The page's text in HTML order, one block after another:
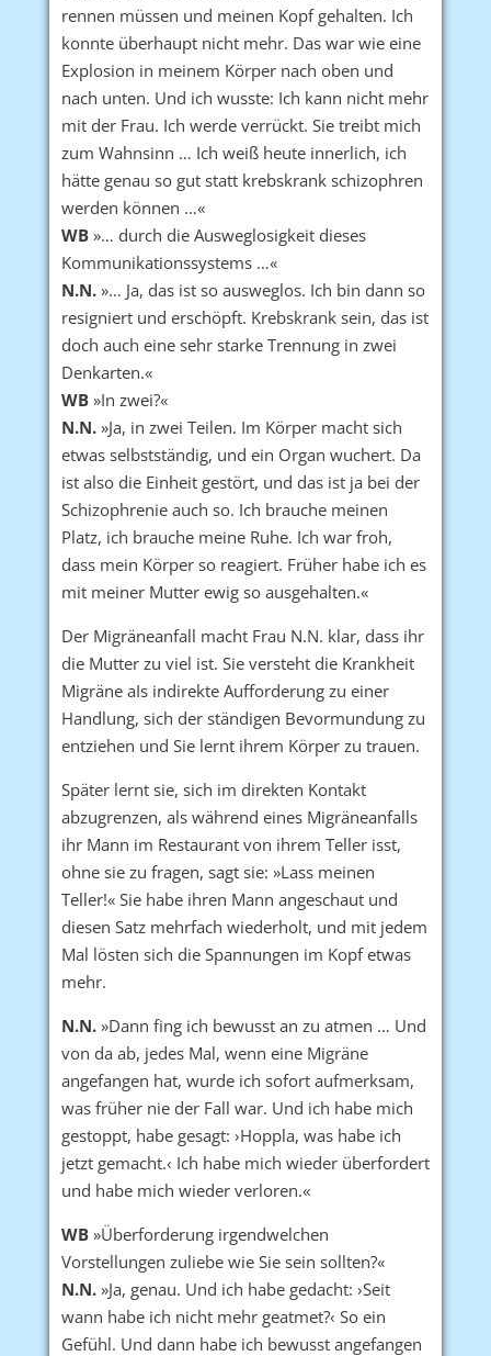
rennen müssen und meinen Kopf gehalten. Ich
konnte überhaupt nicht mehr. Das war wie eine
Explosion in meinem Körper nach oben und
nach unten. Und ich wusste: Ich kann nicht mehr
mit der Frau. Ich werde verrückt. Sie treibt mich
zum Wahnsinn … Ich weiß heute innerlich, ich
hätte genau so gut statt krebskrank schizophren
werden können …«
WB»… durch die Ausweglosigkeit dieses
Kommunikationssystems …«
N.N.»… Ja, das ist so ausweglos. Ich bin dann so
resigniert und erschöpft. Krebskrank sein, das ist
doch auch eine sehr starke Trennung in zwei
Denkarten.«
WB»In zwei?«
N.N.»Ja, in zwei Teilen. Im Körper macht sich
etwas selbstständig, und ein Organ wuchert. Da
ist also die Einheit gestört, und das ist ja bei der
Schizophrenie auch so. Ich brauche meinen
Platz, ich brauche meine Ruhe. Ich war froh,
dass mein Körper so reagiert. Früher habe ich es
mit meiner Mutter ewig so ausgehalten.«
Der Migräneanfall macht Frau N.N. klar, dass ihr
die Mutter zu viel ist. Sie versteht die Krankheit
Migräne aIs indirekte Aufforderung zu einer
Handlung, sich der ständigen Bevormundung zu
entziehen und Sie lernt ihrem Körper zu trauen.
Später lernt sie, sich im direkten Kontakt
abzugrenzen, als während eines Migräneanfalls
ihr Mann im Restaurant von ihrem Teller isst,
ohne sie zu fragen, sagt sie: »Lass meinen
Teller!« Sie habe ihren Mann angeschaut und
diesen Satz mehrfach wiederholt, und mit jedem
Mal lösten sich die Spannungen im Kopf etwas
mehr.
N.N.»Dann fing ich bewusst an zu atmen … Und
von da ab, jedes Mal, wenn eine Migräne
angefangen hat, wurde ich sofort aufmerksam,
was früher nie der Fall war. Und ich habe mich
gestoppt, habe gesagt: ›Hoppla, was habe ich
jetzt gemacht.‹ Ich habe mich wieder überfordert
und habe mich wieder verloren.«
WB»Überforderung irgendwelchen
Vorstellungen zuliebe wie Sie sein sollten?«
N.N.»Ja, genau. Und ich habe gedacht: ›Seit
wann habe ich nicht mehr geatmet?‹ So ein
Gefühl. Und dann habe ich bewusst angefangen